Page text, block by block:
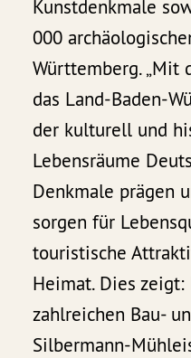
Kunstdenkmale
000
Württemberg. „Mit
das Land-Baden-
der kulturell und
Lebensräume
Denkmale prägen
sorgen für
touristische
Heimat. Dies
zahlreichen Bau-
Silbermann-